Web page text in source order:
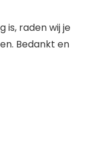
is, raden wij je
Bedankt en